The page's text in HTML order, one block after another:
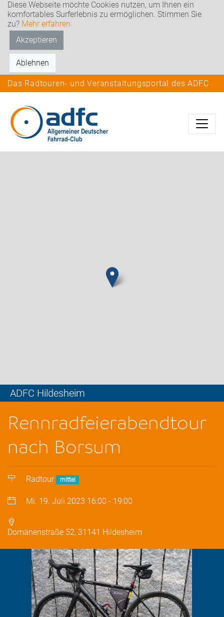
Diese Webseite möchte Cookies nutzen, um Ihnen ein
komfortables Surferlebnis zu ermöglichen. Stimmen Sie
zu? Mehr erfahren
Akzeptieren
Ablehnen
Das Radtouren- und Veranstaltungsportal des ADFC
ADFC Hildesheim
Rennradfeierabendtour
nach Borsum
Radtour mittel
Mi. 19. Juli 2023 16:00 - 19:00
Domänenstraße 52, 31141 Hildesheim